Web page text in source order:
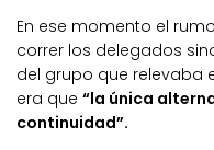
En ese momento el
correr los delegados
del grupo que relevaba
era que “la única
continuidad”.